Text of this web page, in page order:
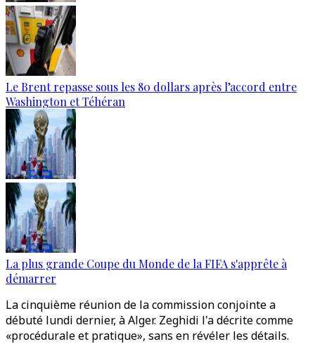
Le Brent repasse sous les 80 dollars après l’accord entre
Washington et Téhéran
La plus grande Coupe du Monde de la FIFA s'apprête à
démarrer
La cinquième réunion de la commission conjointe a
débuté lundi dernier, à Alger. Zeghidi l'a décrite comme
«procédurale et pratique», sans en révéler les détails.